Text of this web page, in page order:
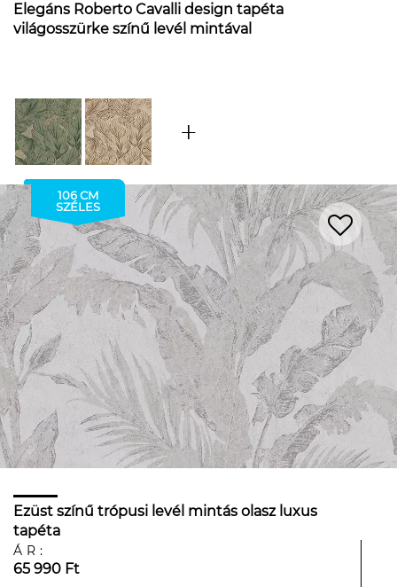
Elegáns Roberto Cavalli design tapéta
világosszürke színű levél mintával
106 CM
SZÉLES
Ezüst színű trópusi levél mintás olasz luxus
tapéta
ÁR:
65 990 Ft